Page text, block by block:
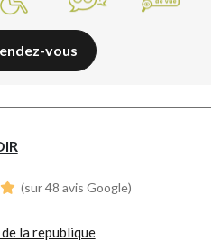
vous
(sur 48 avis Google)
la republique